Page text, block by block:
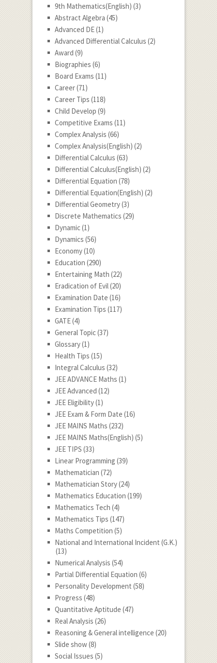
9th Mathematics(English) (3)
Abstract Algebra (45)
Advanced DE(1)
Advanced Differential Calculus (2)
Award (9)
Biographies (6)
Board Exams (11)
Career(71)
Career Tips (118)
Child Develop (9)
Competitive Exams (11)
Complex Analysis (66)
Complex Analysis(English) (2)
Differential Calculus (63)
Differential Calculus(English) (2)
Differential Equation (78)
Differential Equation(English) (2)
Differential Geometry(3)
Discrete Mathematics (29)
Dynamic(1)
Dynamics (56)
Economy(10)
Education (290)
Entertaining Math (22)
Eradication of Evil(20)
Examination Date (16)
Examination Tips (117)
GATE(4)
General Topic(37)
Glossary(1)
Health Tips (15)
Integral Calculus (32)
JEE ADVANCE Maths (1)
JEE Advanced (12)
JEE Eligibility(1)
JEE Exam & Form Date (16)
JEE MAINS Maths (232)
JEE MAINS Maths(English) (5)
JEE TIPS (33)
Linear Programming (39)
Mathematician (72)
Mathematician Story(24)
Mathematics Education (199)
Mathematics Tech (4)
Mathematics Tips (147)
Maths Competition (5)
National and International Incident (G.K.)
(13)
Numerical Analysis (54)
Partial Differential Equation (6)
Personality Development (58)
Progress (48)
Quantitative Aptitude (47)
Real Analysis (26)
Reasoning & General intelligence (20)
Slide show(8)
Social Issues (5)